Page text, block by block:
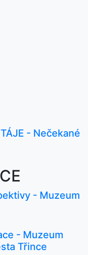
- Nečekané
- Muzeum
- Muzeum
Třince